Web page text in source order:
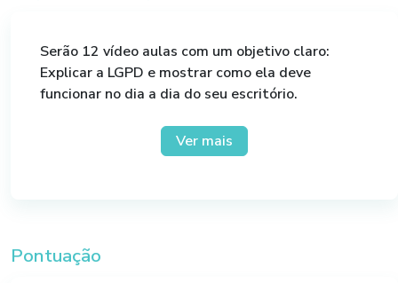
Serão 12 vídeo aulas com um objetivo claro:
Explicar a LGPD e mostrar como ela deve
funcionar no dia a dia do seu escritório.
Você poderá realizar a sua inscrição agora mesmo
e assistir quando e como quiser e terá acesso a:
Cláusulas;
Ver mais
Pontuação